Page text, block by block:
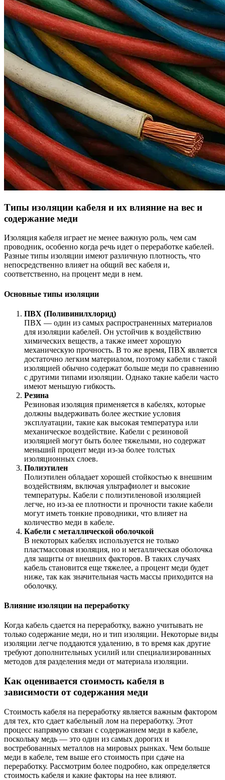
Типы изоляции кабеля и их влияние на вес и
содержание меди
Изоляция кабеля играет не менее важную роль, чем сам
проводник, особенно когда речь идет о переработке кабелей.
Разные типы изоляции имеют различную плотность, что
непосредственно влияет на общий вес кабеля и,
соответственно, на процент меди в нем.
Основные типы изоляции
ПВХ (Поливинилхлорид)
ПВХ — один из самых распространенных материалов
для изоляции кабелей. Он устойчив к воздействию
химических веществ, а также имеет хорошую
механическую прочность. В то же время, ПВХ является
достаточно легким материалом, поэтому кабели с такой
изоляцией обычно содержат больше меди по сравнению
с другими типами изоляции. Однако такие кабели часто
имеют меньшую гибкость.
Резина
Резиновая изоляция применяется в кабелях, которые
должны выдерживать более жесткие условия
эксплуатации, такие как высокая температура или
механическое воздействие. Кабели с резиновой
изоляцией могут быть более тяжелыми, но содержат
меньший процент меди из-за более толстых
изоляционных слоев.
Полиэтилен
Полиэтилен обладает хорошей стойкостью к внешним
воздействиям, включая ультрафиолет и высокие
температуры. Кабели с полиэтиленовой изоляцией
легче, но из-за ее плотности и прочности такие кабели
могут иметь тонкие проводники, что влияет на
количество меди в кабеле.
Кабели с металлической оболочкой
В некоторых кабелях используется не только
пластмассовая изоляция, но и металлическая оболочка
для защиты от внешних факторов. В таких случаях
кабель становится еще тяжелее, а процент меди будет
ниже, так как значительная часть массы приходится на
оболочку.
Влияние изоляции на переработку
Когда кабель сдается на переработку, важно учитывать не
только содержание меди, но и тип изоляции. Некоторые виды
изоляции легче поддаются удалению, в то время как другие
требуют дополнительных усилий или специализированных
методов для разделения меди от материала изоляции.
Как оценивается стоимость кабеля в
зависимости от содержания меди
Стоимость кабеля на переработку является важным фактором
для тех, кто сдает кабельный лом на переработку. Этот
процесс напрямую связан с содержанием меди в кабеле,
поскольку медь — это один из самых дорогих и
востребованных металлов на мировых рынках. Чем больше
меди в кабеле, тем выше его стоимость при сдаче на
переработку. Рассмотрим более подробно, как определяется
стоимость кабеля и какие факторы на нее влияют.